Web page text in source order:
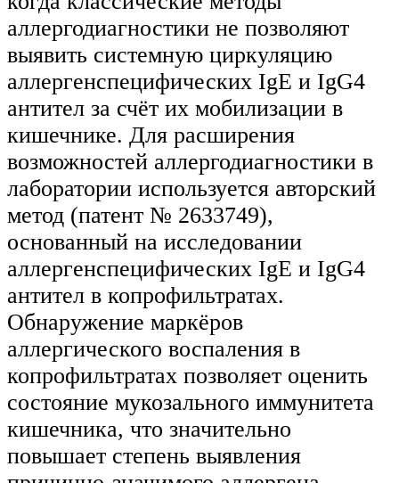
аллергодиагностики не позволяют
выявить системную циркуляцию
аллергенспецифических IgE и IgG4
антител за счёт их мобилизации в
кишечнике. Для расширения
возможностей аллергодиагностики в
лаборатории используется авторский
метод (патент № 2633749),
основанный на исследовании
аллергенспецифических IgE и IgG4
антител в копрофильтратах.
Обнаружение маркёров
аллергического воспаления в
копрофильтратах позволяет оценить
состояние мукозального иммунитета
кишечника, что значительно
повышает степень выявления